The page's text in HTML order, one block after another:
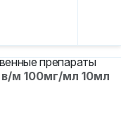
препараты
м 100мг/мл 10мл